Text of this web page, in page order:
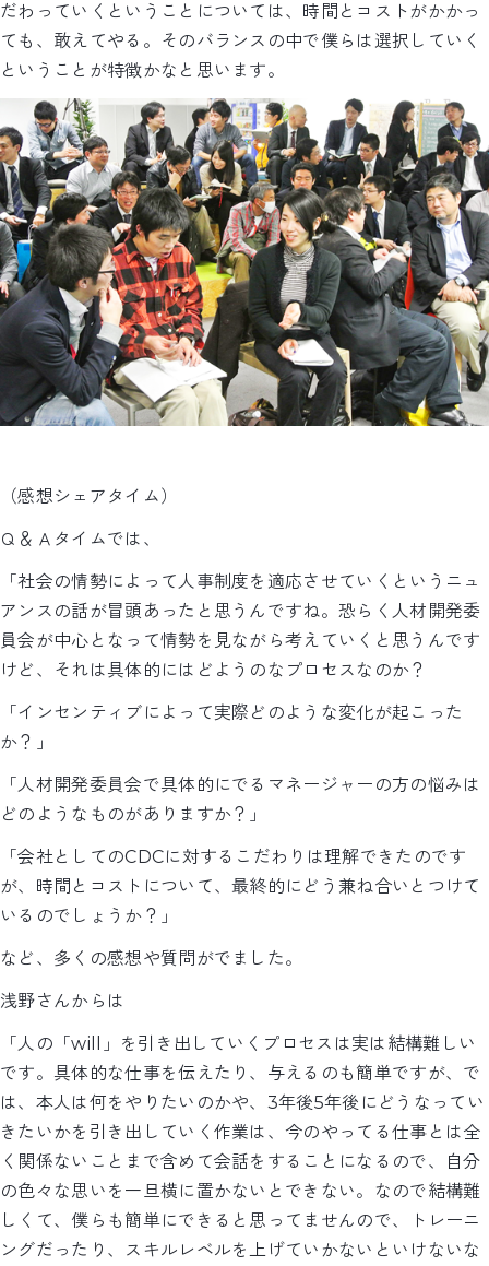
だわっていくということについては、時間とコストがかかっ
ても、敢えてやる。そのバランスの中で僕らは選択していく
ということが特徴かなと思います。
（感想シェアタイム）
Ｑ＆Ａタイムでは、
「社会の情勢によって人事制度を適応させていくというニュ
アンスの話が冒頭あったと思うんですね。恐らく人材開発委
員会が中心となって情勢を見ながら考えていくと思うんです
けど、それは具体的にはどようのなプロセスなのか？
「インセンティブによって実際どのような変化が起こった
か？」
「人材開発委員会で具体的にでるマネージャーの方の悩みは
どのようなものがありますか？」
「会社としてのCDCに対するこだわりは理解できたのです
が、時間とコストについて、最終的にどう兼ね合いとつけて
いるのでしょうか？」
など、多くの感想や質問がでました。
浅野さんからは
「人の「will」を引き出していくプロセスは実は結構難しい
です。具体的な仕事を伝えたり、与えるのも簡単ですが、で
は、本人は何をやりたいのかや、3年後5年後にどうなってい
きたいかを引き出していく作業は、今のやってる仕事とは全
く関係ないことまで含めて会話をすることになるので、自分
の色々な思いを一旦横に置かないとできない。なので結構難
しくて、僕らも簡単にできると思ってませんので、トレーニ
ングだったり、スキルレベルを上げていかないといけないな